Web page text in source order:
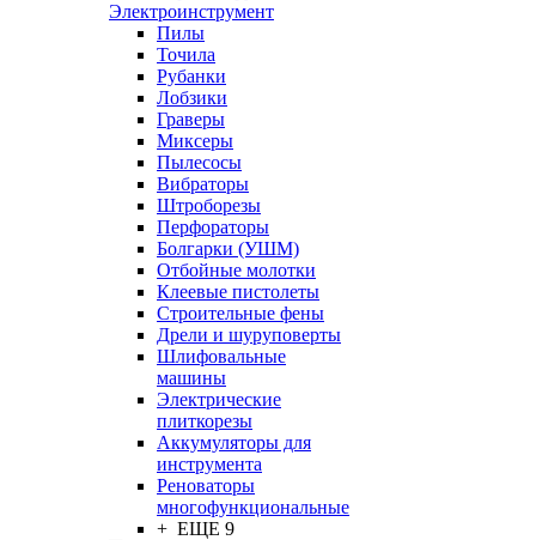
Электроинструмент
Пилы
Точила
Рубанки
Лобзики
Граверы
Миксеры
Пылесосы
Вибраторы
Штроборезы
Перфораторы
Болгарки (УШМ)
Отбойные молотки
Клеевые пистолеты
Строительные фены
Дрели и шуруповерты
Шлифовальные
машины
Электрические
плиткорезы
Аккумуляторы для
инструмента
Реноваторы
многофункциональные
+ ЕЩЕ 9